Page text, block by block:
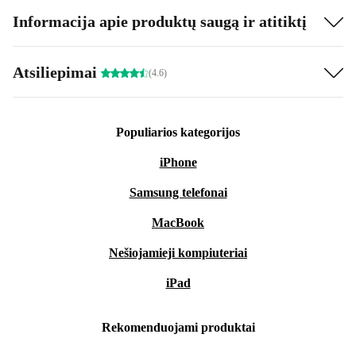
Informacija apie produktų saugą ir atitiktį
Atsiliepimai (4.6)
Populiarios kategorijos
iPhone
Samsung telefonai
MacBook
Nešiojamieji kompiuteriai
iPad
Rekomenduojami produktai